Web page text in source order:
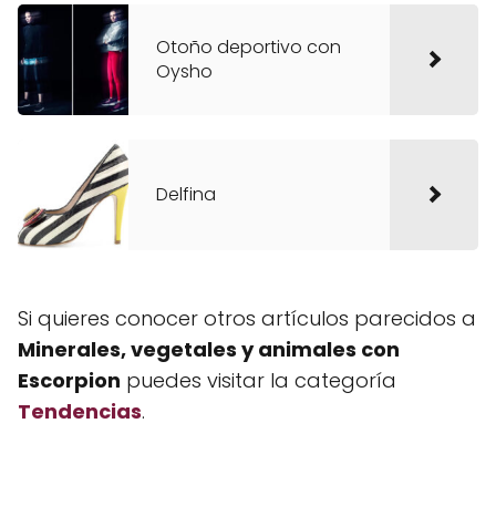
Otoño deportivo con
Oysho
Delfina
Si quieres conocer otros artículos parecidos a
Minerales, vegetales y animales con
Escorpion puedes visitar la categoría
Tendencias.